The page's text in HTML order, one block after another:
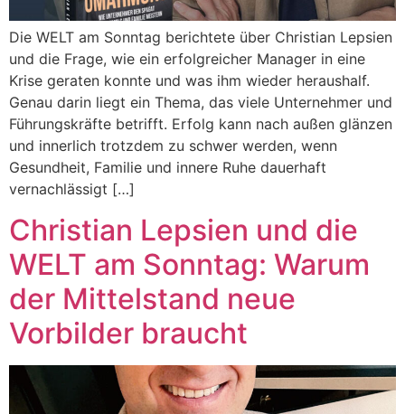
Die WELT am Sonntag berichtete über Christian Lepsien
und die Frage, wie ein erfolgreicher Manager in eine
Krise geraten konnte und was ihm wieder heraushalf.
Genau darin liegt ein Thema, das viele Unternehmer und
Führungskräfte betrifft. Erfolg kann nach außen glänzen
und innerlich trotzdem zu schwer werden, wenn
Gesundheit, Familie und innere Ruhe dauerhaft
vernachlässigt […]
Christian Lepsien und die
WELT am Sonntag: Warum
der Mittelstand neue
Vorbilder braucht